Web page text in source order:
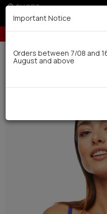
SHOPS
Up to 6 interest-free installments
Delivery in 7-9
Important Notice
Orders between 7/08 and
August and above